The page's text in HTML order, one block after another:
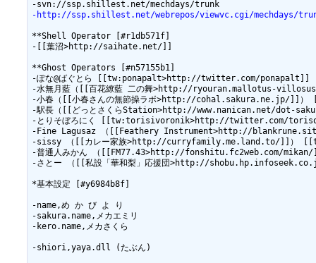
-http://ssp.shillest.net/webrepos/viewvc.cgi/mechdays/
**Shell Operator [#r1db571f]
-[[葉沼>http://saihate.net/]]
**Ghost Operators [#n57155b1]
-ぽな@ばぐとら [[tw:ponapalt>http://twitter.com/ponapalt]]
-水無月藍（[[百花繚藍 二の舞>http://ryouran.mallotus-
-小春（[[小春さんの無節操ラボ>http://cohal.sakura.ne.jp/]]
-駅長（[[どっとさくらStation>http://www.nanican.net/
-とりそぼろにく [[tw:torisivoronik>http://twitter.com/
-Fine Lagusaz （[[Feathery Instrument>http://
-sissy （[[カレー家族>http://curryfamily.me.land.to/]]）
-普通人みかん （[[FM77.43>http://fonshitu.fc2web.com/
-さとー （[[私設「華和梨」応援団>http://
*基本設定 [#y6984b8f]
-name,め か び よ り
-sakura.name,メカエミリ
-kero.name,メカさくら
-shiori,yaya.dll (たぶん)